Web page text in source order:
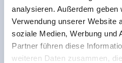
analysieren. Außerdem
Verwendung unserer Website
soziale Medien, Werbung und
Partner führen diese
weiteren Daten zusammen,